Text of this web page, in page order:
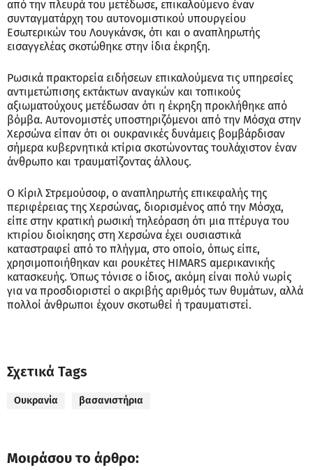
από την πλευρά του μετέδωσε, επικαλούμενο έναν
συνταγματάρχη του αυτονομιστικού υπουργείου
Εσωτερικών του Λουγκάνσκ, ότι και ο αναπληρωτής
εισαγγελέας σκοτώθηκε στην ίδια έκρηξη.
Ρωσικά πρακτορεία ειδήσεων επικαλούμενα τις υπηρεσίες
αντιμετώπισης εκτάκτων αναγκών και τοπικούς
αξιωματούχους μετέδωσαν ότι η έκρηξη προκλήθηκε από
βόμβα. Αυτονομιστές υποστηριζόμενοι από την Μόσχα στην
Χερσώνα είπαν ότι οι ουκρανικές δυνάμεις βομβάρδισαν
σήμερα κυβερνητικά κτίρια σκοτώνοντας τουλάχιστον έναν
άνθρωπο και τραυματίζοντας άλλους.
Ο Κίριλ Στρεμούσοφ, ο αναπληρωτής επικεφαλής της
περιφέρειας της Χερσώνας, διορισμένος από την Μόσχα,
είπε στην κρατική ρωσική τηλεόραση ότι μια πτέρυγα του
κτιρίου διοίκησης στη Χερσώνα έχει ουσιαστικά
καταστραφεί από το πλήγμα, στο οποίο, όπως είπε,
χρησιμοποιήθηκαν και ρουκέτες HIMARS αμερικανικής
κατασκευής. Όπως τόνισε ο ίδιος, ακόμη είναι πολύ νωρίς
για να προσδιοριστεί ο ακριβής αριθμός των θυμάτων, αλλά
πολλοί άνθρωποι έχουν σκοτωθεί ή τραυματιστεί.
Σχετικά Tags
Ουκρανία βασανιστήρια
Μοιράσου το άρθρο: